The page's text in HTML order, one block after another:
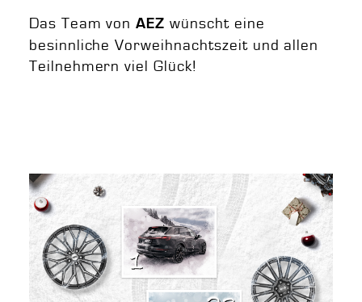
Das Team vonAEZ wünscht eine
besinnliche Vorweihnachtszeit und allen
Teilnehmern viel Glück!